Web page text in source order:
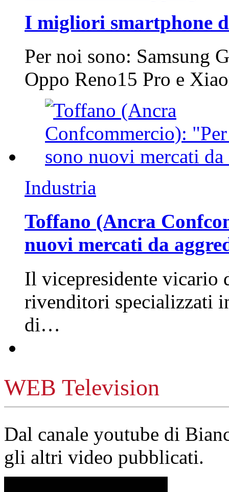
I migliori smartphone
Per noi sono: Samsung
Oppo Reno15 Pro e
Industria
Toffano (Ancra
nuovi mercati da
Il vicepresidente vicario
rivenditori specializzati
di…
WEB Television
Dal canale youtube di
gli altri video pubblicati.